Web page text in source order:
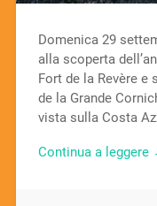
Domenica 29
alla scoperta
Fort de la Revère e
de la Grande
vista sulla Costa
Continua a leggere